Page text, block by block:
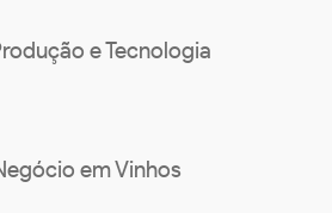
e Tecnologia
em Vinhos